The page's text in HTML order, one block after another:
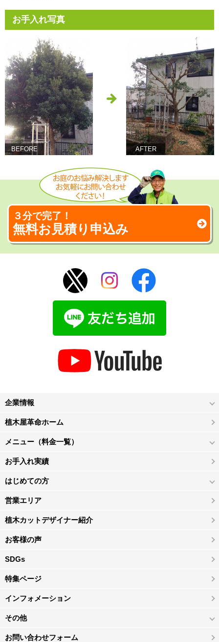
お手入れ写真
BEFORE AFTER
３分で完了！
無料お見積り申込み
企業情報
植木屋革命ホーム
メニュー（料金一覧）
お手入れ実績
はじめての方
営業エリア
植木カットデザイナー紹介
お客様の声
SDGs
特集ページ
インフォメーション
その他
お問い合わせフォーム